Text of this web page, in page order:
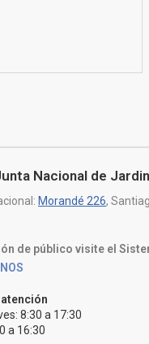
Nacional de
Morandé 226,
de público visite el
8:30 a 17:30
a 16:30